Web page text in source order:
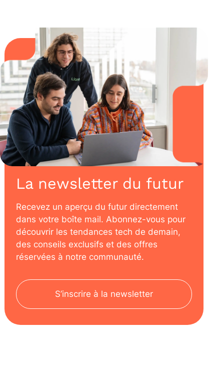
La newsletter du futur
Recevez un aperçu du futur directement
dans votre boîte mail. Abonnez-vous pour
découvrir les tendances tech de demain,
des conseils exclusifs et des offres
réservées à notre communauté.
S’inscrire à la newsletter